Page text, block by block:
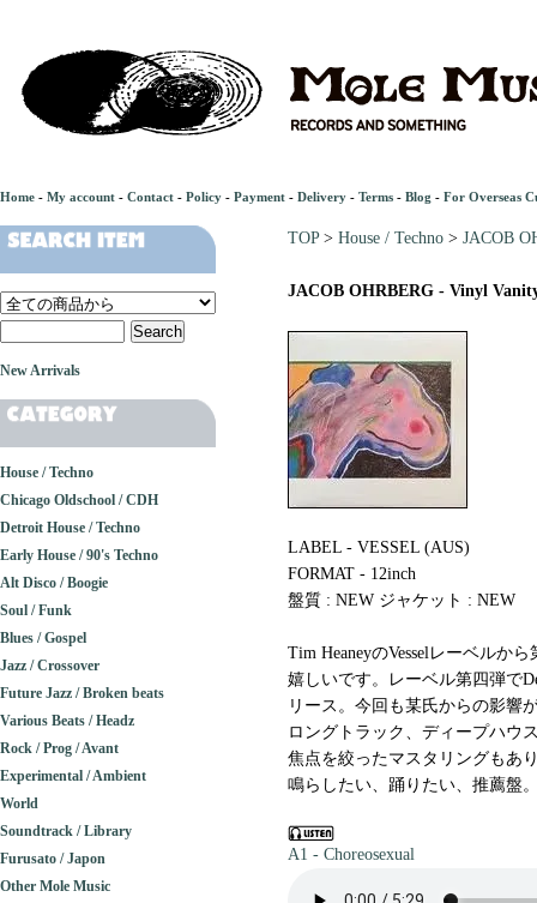
Home - My account - Contact - Policy - Payment - Delivery - Terms - Blog - For Overseas
TOP> House / Techno > JACOB
JACOB OHRBERG - Vinyl
LABEL - VESSEL (AUS)
FORMAT - 12inch
盤質 : NEW ジャケット : NEW
Tim HeaneyのVesselレーベルか
嬉しいです。レーベル第四弾で
リース。今回も某氏からの影響
ロングトラック、ディープハウ
焦点を絞ったマスタリングもあ
鳴らしたい、踊りたい、推薦盤
A1 - Choreosexual
New Arrivals
House / Techno
Chicago Oldschool / CDH
Detroit House / Techno
Early House / 90's Techno
Alt Disco / Boogie
Soul / Funk
Blues / Gospel
Jazz / Crossover
Future Jazz / Broken beats
Various Beats / Headz
Rock / Prog / Avant
Experimental / Ambient
World
Soundtrack / Library
Furusato / Japon
Other Mole Music